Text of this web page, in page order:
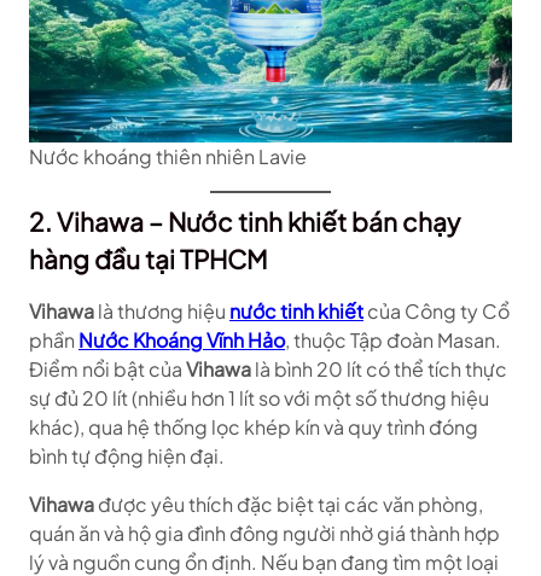
Nước khoáng thiên nhiên Lavie
2. Vihawa – Nước tinh khiết bán chạy
hàng đầu tại TPHCM
Vihawalà thương hiệu nước tinh khiếtcủa Công ty Cổ
phần Nước Khoáng Vĩnh Hảo, thuộc Tập đoàn Masan.
Điểm nổi bật củaVihawalà bình 20 lít có thể tích thực
sự đủ 20 lít (nhiều hơn 1 lít so với một số thương hiệu
khác), qua hệ thống lọc khép kín và quy trình đóng
bình tự động hiện đại.
Vihawađược yêu thích đặc biệt tại các văn phòng,
quán ăn và hộ gia đình đông người nhờ giá thành hợp
lý và nguồn cung ổn định. Nếu bạn đang tìm một loại